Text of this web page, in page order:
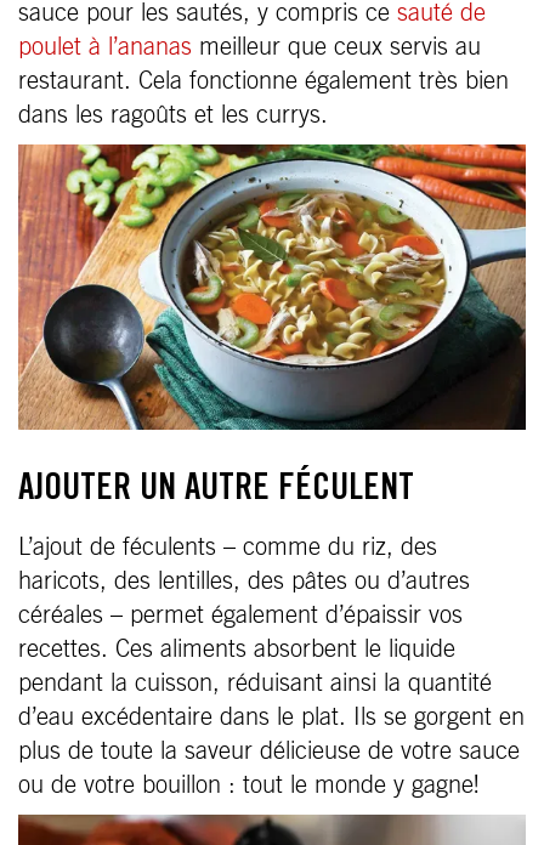
sauce pour les sautés, y compris ce sauté de
poulet à l’ananas meilleur que ceux servis au
restaurant. Cela fonctionne également très bien
dans les ragoûts et les currys.
AJOUTER UN AUTRE FÉCULENT
L’ajout de féculents – comme du riz, des
haricots, des lentilles, des pâtes ou d’autres
céréales – permet également d’épaissir vos
recettes. Ces aliments absorbent le liquide
pendant la cuisson, réduisant ainsi la quantité
d’eau excédentaire dans le plat. Ils se gorgent en
plus de toute la saveur délicieuse de votre sauce
ou de votre bouillon : tout le monde y gagne!